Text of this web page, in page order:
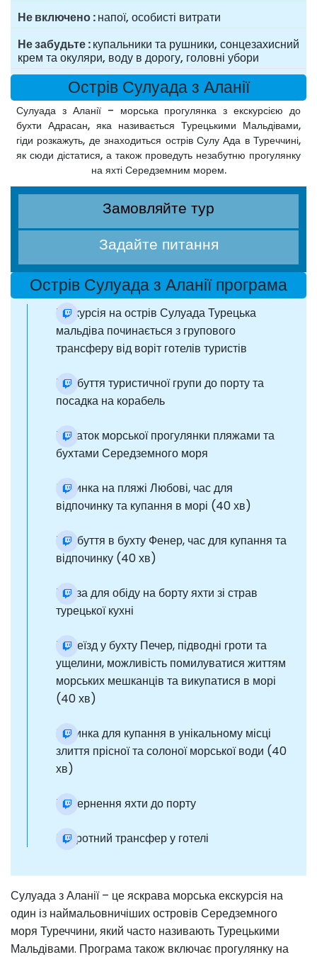
Не включено напої, особисті витрати
Не забудьте купальники та рушники, сонцезахисний
крем та окуляри, воду в дорогу, головні убори
Острів Сулуада з Аланії
Сулуада з Аланії – морська прогулянка з екскурсією до
бухти Адрасан, яка називається Турецькими Мальдівами,
гіди розкажуть, де знаходиться острів Сулу Ада в Туреччині,
як сюди дістатися, а також проведуть незабутню прогулянку
на яхті Середземним морем.
Замовляйте тур
Задайте питання
Острів Сулуада з Аланії програма
Екскурсія на острів Сулуада Турецька
мальдіва починається з групового
трансферу від воріт готелів туристів
Прибуття туристичної групи до порту та
посадка на корабель
Початок морської прогулянки пляжами та
бухтами Середземного моря
Зупинка на пляжі Любові, час для
відпочинку та купання в морі (40 хв)
Прибуття в бухту Фенер, час для купання та
відпочинку (40 хв)
Пауза для обіду на борту яхти зі страв
турецької кухні
Переїзд у бухту Печер, підводні гроти та
ущелини, можливість помилуватися життям
морських мешканців та викупатися в морі
(40 хв)
Зупинка для купання в унікальному місці
злиття прісної та солоної морської води (40
хв)
Повернення яхти до порту
Зворотний трансфер у готелі
Сулуада з Аланії – це яскрава морська екскурсія на
один із наймальовничіших островів Середземного
моря Туреччини, який часто називають Турецькими
Мальдівами. Програма також включає прогулянку на